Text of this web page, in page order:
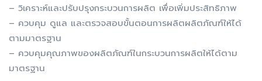
– วิเคราะห์และปรับปรุงกระบวนการผลิต เพื่อเพิ่มประสิทธิภาพ
– ควบคุม ดูแล และตรวจสอบขั้นตอนการผลิตผลิตภัณฑ์ให้ได้
ตามมาตรฐาน
– ควบคุมคุณภาพของผลิตภัณฑ์ในกระบวนการผลิตให้ได้ตาม
มาตรฐาน